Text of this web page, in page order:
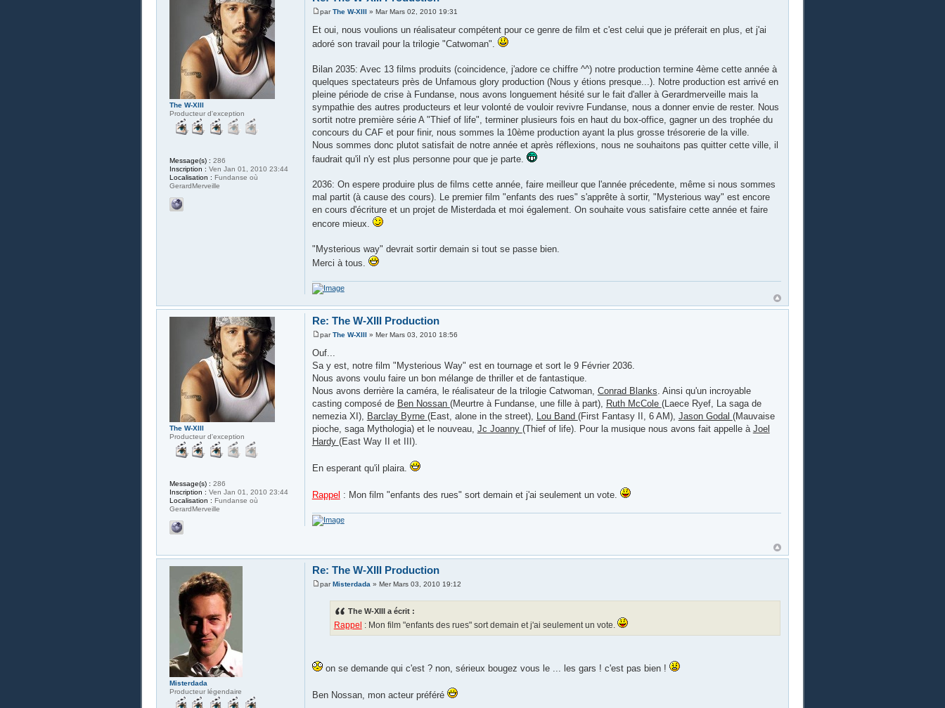
parThe W-XIII» Mar Mars 02, 2010 19:31
Et oui, nous voulions un réalisateur compétent pour ce genre de film et c'est celui que je préferait en plus, et j'ai
adoré son travail pour la trilogie "Catwoman".
Bilan 2035: Avec 13 films produits (coincidence, j'adore ce chiffre ^^) notre production termine 4ème cette année à
quelques spectateurs près de Unfamous glory production (Nous y étions presque...). Notre production est arrivé en
pleine période de crise à Fundanse, nous avons longuement hésité sur le fait d'aller à Gerardmerveille mais la
sympathie des autres producteurs et leur volonté de vouloir revivre Fundanse, nous a donner envie de rester. Nous
sortit notre première série A "Thief of life", terminer plusieurs fois en haut du box-office, gagner un des trophée du
concours du CAF et pour finir, nous sommes la 10ème production ayant la plus grosse trésorerie de la ville.
Nous sommes donc plutot satisfait de notre année et après réflexions, nous ne souhaitons pas quitter cette ville, il
faudrait qu'il n'y est plus personne pour que je parte.
2036: On espere produire plus de films cette année, faire meilleur que l'année précedente, même si nous sommes
mal partit (à cause des cours). Le premier film "enfants des rues" s'apprête à sortir, "Mysterious way" est encore
en cours d'écriture et un projet de Misterdada et moi également. On souhaite vous satisfaire cette année et faire
encore mieux.
"Mysterious way" devrait sortir demain si tout se passe bien.
Merci à tous.
The W-XIII
Producteur d'exception
Message(s) : 286
Inscription : Ven Jan 01, 2010 23:44
Localisation : Fundanse où
GerardMerveille
Re: The W-XIII Production
parThe W-XIII» Mer Mars 03, 2010 18:56
Ouf...
Sa y est, notre film "Mysterious Way" est en tournage et sort le 9 Février 2036.
Nous avons voulu faire un bon mélange de thriller et de fantastique.
Nous avons derrière la caméra, le réalisateur de la trilogie Catwoman, Conrad Blanks . Ainsi qu'un incroyable
casting composé de Ben Nossan (Meurtre à Fundanse, une fille à part), Ruth McCole (Laece Ryef, La saga de
nemezia XI), Barclay Byrne (East, alone in the street), Lou Band (First Fantasy II, 6 AM), Jason Godal (Mauvaise
pioche, saga Mythologia) et le nouveau, Jc Joanny (Thief of life). Pour la musique nous avons fait appelle à Joel
Hardy (East Way II et III).
En esperant qu'il plaira.
Rappel : Mon film "enfants des rues" sort demain et j'ai seulement un vote.
The W-XIII
Producteur d'exception
Message(s) : 286
Inscription : Ven Jan 01, 2010 23:44
Localisation : Fundanse où
GerardMerveille
Re: The W-XIII Production
parMisterdada » Mer Mars 03, 2010 19:12
The W-XIII a écrit :
Rappel : Mon film "enfants des rues" sort demain et j'ai seulement un vote.
on se demande qui c'est ? non, sérieux bougez vous le ... les gars ! c'est pas bien !
Ben Nossan, mon acteur préféré
Misterdada
Producteur légendaire